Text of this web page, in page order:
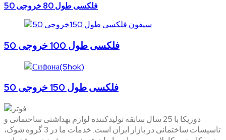
فلکسی طول 80 خروجی 50
فلکسی طول 100 خروجی 50
فلکسی طول 150 خروجی 50
دوریکا با 25 سال سابقه تولیدکننده لوازم بهداشتی ساختمانی و
تاسیسات ساختمانی در بازار ایران است. خدمات ما در 3 گروه شوک،